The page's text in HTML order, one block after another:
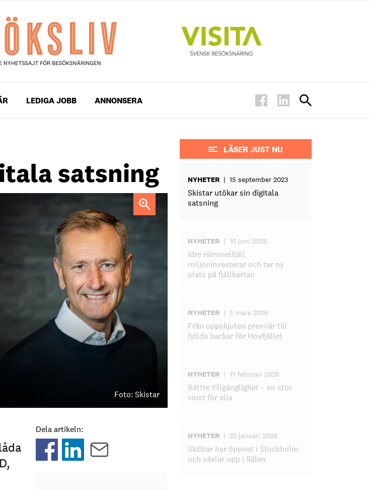
LEDIGA JOBB ANNONSERA
satsning
Foto: Skistar
Dela artikeln:
LÄSER JUST NU
NYHETER | 15 september 2023
Skistar utökar sin digitala
satsning
NYHETER | 10 juni 2026
Idre Himmelfjäll
miljoninvesterar och tar ny
plats på fjällkartan
NYHETER | 5 mars 2026
Från uppskjuten premiär till
fyllda backar för Hovfjället
NYHETER | 17 februari 2026
Bättre tillgänglighet – en stor
vinst för alla
NYHETER | 22 januari 2026
SkiStar har öppnat i Stockholm
och växlar upp i Sälen